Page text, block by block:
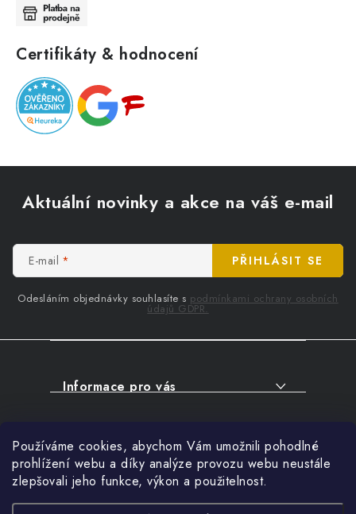
Používáme cookies, abychom Vám umožnili pohodlné
prohlížení webu a díky analýze provozu webu neustále
zlepšovali jeho funkce, výkon a použitelnost.
Certifikáty & hodnocení
Aktuální novinky a akce na váš e-mail
E-mail
Odesláním objednávky souhlasíte s podmínkami ochrany osobních
údajů GDPR.
PŘIHLÁSIT SE
Informace pro vás
SERVIS
FIRMY, ŠKOLY, PARTNEŘI
ARTHAS MAGAZÍN
Facebook
Přihlášení